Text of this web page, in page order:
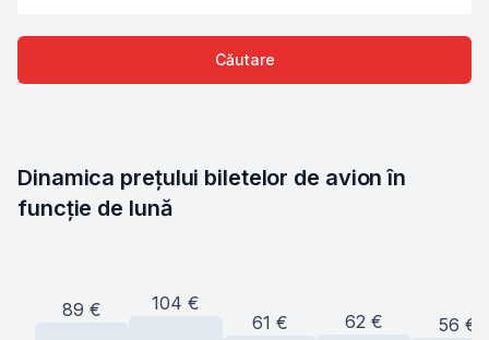
Căutare
Dinamica prețului biletelor de avion în
funcție de lună
89 € 104 €
61 € 62 € 56 €